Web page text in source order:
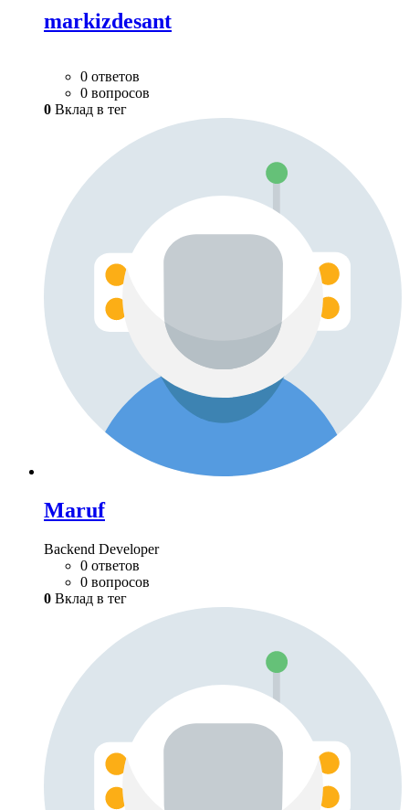
markizdesant
0 ответов
0 вопросов
0 Вклад в тег
Maruf
Backend Developer
0 ответов
0 вопросов
0 Вклад в тег